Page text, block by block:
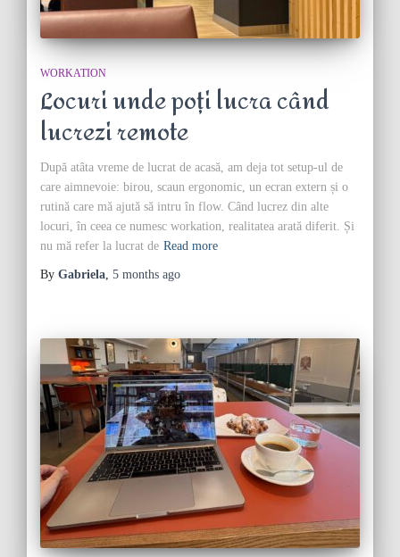
WORKATION
Locuri unde poți lucra când
lucrezi remote
După atâta vreme de lucrat de acasă, am deja tot setup-ul de
care aimnevoie: birou, scaun ergonomic, un ecran extern și o
rutină care mă ajută să intru în flow. Când lucrez din alte
locuri, în ceea ce numesc workation, realitatea arată diferit. Și
nu mă refer la lucrat de Read more
By Gabriela, 5 months ago